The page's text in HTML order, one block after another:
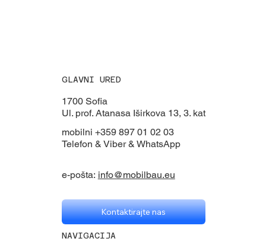
GLAVNI URED
1700 Sofia
Ul. prof. Atanasa Iširkova 13, 3. kat
mobilni +359 897 01 02 03
Telefon & Viber & WhatsApp
e-pošta: info@mobilbau.eu
Kontaktirajte nas
NAVIGACIJA